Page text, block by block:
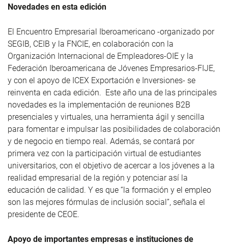
Novedades en esta edición
El Encuentro Empresarial Iberoamericano -organizado por
SEGIB, CEIB y la FNCIE, en colaboración con la
Organización Internacional de Empleadores-OIE y la
Federación Iberoamericana de Jóvenes Empresarios-FIJE,
y con el apoyo de ICEX Exportación e Inversiones- se
reinventa en cada edición. Este año una de las principales
novedades es la implementación de reuniones B2B
presenciales y virtuales, una herramienta ágil y sencilla
para fomentar e impulsar las posibilidades de colaboración
y de negocio en tiempo real. Además, se contará por
primera vez con la participación virtual de estudiantes
universitarios, con el objetivo de acercar a los jóvenes a la
realidad empresarial de la región y potenciar así la
educación de calidad. Y es que “la formación y el empleo
son las mejores fórmulas de inclusión social”, señala el
presidente de CEOE.
Apoyo de importantes empresas e instituciones de